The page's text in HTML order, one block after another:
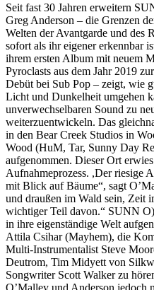
Seit fast 30 Jahren erweitern
Greg Anderson – die Grenzen
Welten der Avantgarde und des
sofort als ihr eigener erkennbar
ihrem ersten Album mit neuem
Pyroclasts aus dem Jahr 2019
Debüt bei Sub Pop – zeigt, wie
Licht und Dunkelheit umgehen
unverwechselbaren Sound zu
weiterzuentwickeln. Das
in den Bear Creek Studios in
Wood (HuM, Tar, Sunny Day
aufgenommen. Dieser Ort
Aufnahmeprozess. ,Der riesige
mit Blick auf Bäume“, sagt
und draußen im Wald sein, Zeit
wichtiger Teil davon.“ SUNN
in ihre eigenständige Welt
Attila Csihar (Mayhem), die
Multi-Instrumentalist Steve
Deutrom, Tim Midyett von
Songwriter Scott Walker zu
O’Malley und Anderson jedoch